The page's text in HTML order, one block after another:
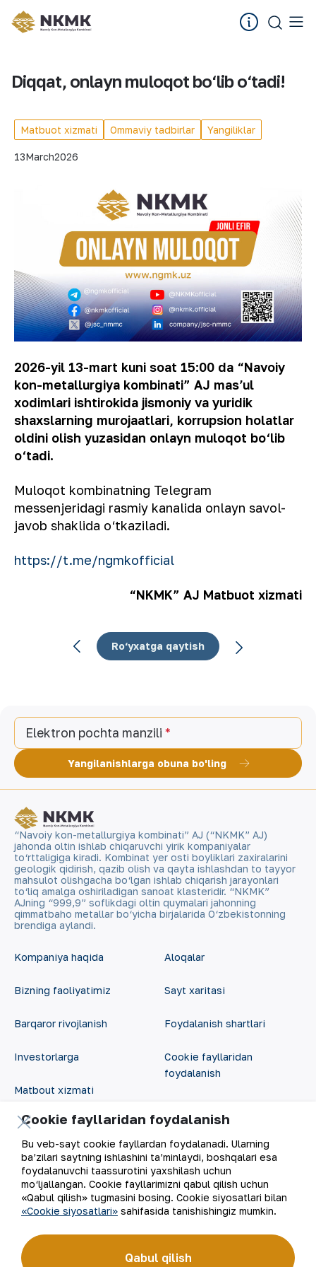
Diqqat, onlayn muloqot bo‘lib o‘tadi!
Matbuot xizmati Ommaviy tadbirlar Yangiliklar
13March2026
2026-yil 13-mart kuni soat 15:00 da “Navoiy
kon-metallurgiya kombinati” AJ masʼul
xodimlari ishtirokida jismoniy va yuridik
shaxslarning murojaatlari, korrupsion holatlar
oldini olish yuzasidan onlayn muloqot bo‘lib
o‘tadi.
Muloqot kombinatning Telegram
messenjeridagi rasmiy kanalida onlayn savol-
javob shaklida o‘tkaziladi.
https://t.me/ngmkofficial
“NKMK” AJ Matbuot xizmati
Ro‘yxatga qaytish
Elektron pochta manzili
Yangilanishlarga obuna bo'ling
“Navoiy kon-metallurgiya kombinati” AJ (“NKMK” AJ)
jahonda oltin ishlab chiqaruvchi yirik kompaniyalar
to‘rttaligiga kiradi. Kombinat yer osti boyliklari zaxiralarini
geologik qidirish, qazib olish va qayta ishlashdan to tayyor
mahsulot olishgacha bo‘lgan ishlab chiqarish jarayonlari
to‘liq amalga oshiriladigan sanoat klasteridir. “NKMK”
AJning “999,9” soflikdagi oltin quymalari jahonning
qimmatbaho metallar bo‘yicha birjalarida O‘zbekistonning
brendiga aylandi.
Kompaniya haqida
Bizning faoliyatimiz
Barqaror rivojlanish
Investorlarga
Matbout xizmati
Karyera
Raqamli hukumat
Aloqalar
Sayt xaritasi
Foydalanish shartlari
Cookie fayllaridan
foydalanish
RSS feed
Cookie fayllaridan foydalanish
Bu veb-sayt cookie fayllardan foydalanadi. Ularning
ba’zilari saytning ishlashini ta’minlaydi, boshqalari esa
foydalanuvchi taassurotini yaxshilash uchun
mo‘ljallangan. Cookie fayllarimizni qabul qilish uchun
«Qabul qilish» tugmasini bosing. Cookie siyosatlari bilan
«Cookie siyosatlari» sahifasida tanishishingiz mumkin.
Qabul qilish